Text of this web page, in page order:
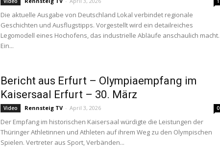
Die aktuelle Ausgabe von Deutschland Lokal verbindet regionale
Geschichten und Ausflugstipps. Vorgestellt wird ein detailreiches
Legomodell eines Hochofens, das industrielle Abläufe anschaulich macht.
Ein...
Bericht aus Erfurt – Olympiaempfang im
Kaisersaal Erfurt – 30. März
Video Rennsteig TV - April 3, 2026 0
Der Empfang im historischen Kaisersaal würdigte die Leistungen der
Thüringer Athletinnen und Athleten auf ihrem Weg zu den Olympischen
Spielen. Vertreter aus Sport, Verbänden...